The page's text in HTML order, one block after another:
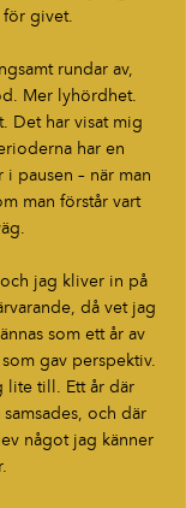
givet.
rundar av,
Mer lyhördhet.
Det har visat mig
har en
pausen – när man
man förstår vart
jag kliver in på
då vet jag
som ett år av
gav perspektiv.
lite till. Ett år där
och där
något jag känner